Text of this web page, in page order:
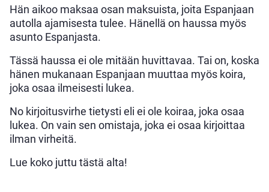
Hän aikoo maksaa osan maksuista, joita Espanjaan
autolla ajamisesta tulee. Hänellä on haussa myös
asunto Espanjasta.
Tässä haussa ei ole mitään huvittavaa. Tai on, koska
hänen mukanaan Espanjaan muuttaa myös koira,
joka osaa ilmeisesti lukea.
No kirjoitusvirhe tietysti eli ei ole koiraa, joka osaa
lukea. On vain sen omistaja, joka ei osaa kirjoittaa
ilman virheitä.
Lue koko juttu tästä alta!